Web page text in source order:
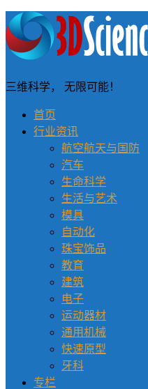
三维科学， 无限可能！
首页
行业资讯
航空航天与国防
汽车
生命科学
生活与艺术
模具
自动化
珠宝饰品
教育
建筑
电子
运动器材
通用机械
快速原型
牙科
专栏